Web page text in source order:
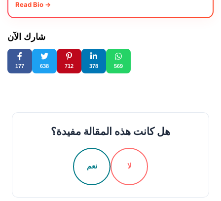
Read Bio →
شارك الآن
177 638 712 378 569
هل كانت هذه المقالة مفيدة؟
نعم لا